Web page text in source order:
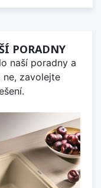
PORADNY
naší poradny a
ne, zavolejte